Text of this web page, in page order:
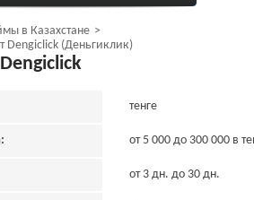
в Казахстане
Dengiclick (Деньгиклик)
тенге
от 5 000 до 300 000 в
от 3 дн. до 30 дн.